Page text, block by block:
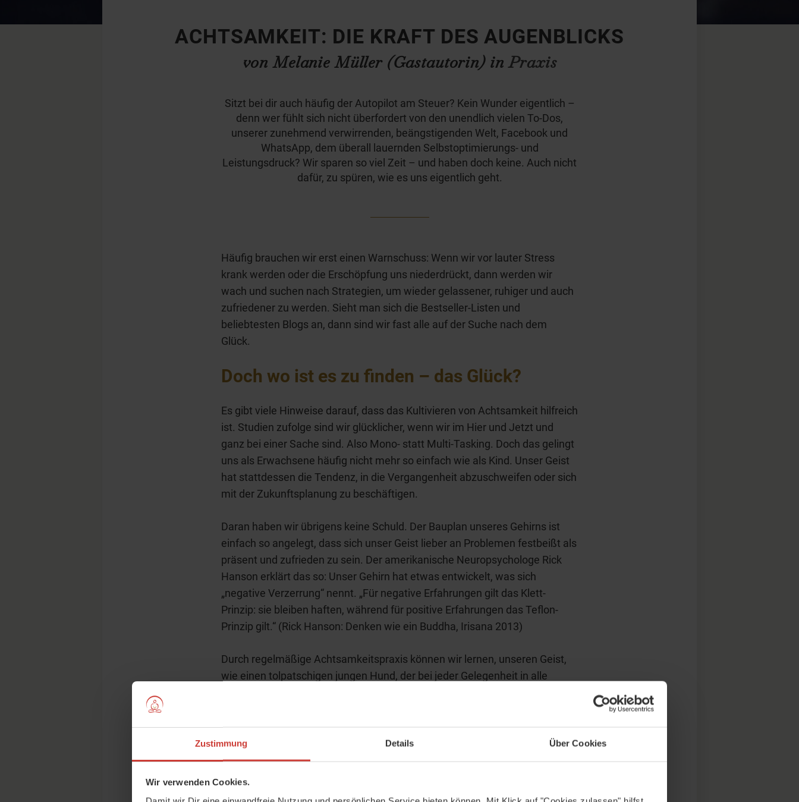
Zustimmung Details Über Cookies
Wir verwenden Cookies.
ACHTSAMKEIT: DIE KRAFT DES AUGENBLICKS
von Melanie Müller (Gastautorin) inPraxis
Sitzt bei dir auch häufig der Autopilot am Steuer? Kein Wunder eigentlich –
denn wer fühlt sich nicht überfordert von den unendlich vielen To-Dos,
unserer zunehmend verwirrenden, beängstigenden Welt, Facebook und
WhatsApp, dem überall lauernden Selbstoptimierungs- und
Leistungsdruck? Wir sparen so viel Zeit – und haben doch keine. Auch nicht
dafür, zu spüren, wie es uns eigentlich geht.
Häufig brauchen wir erst einen Warnschuss: Wenn wir vor lauter Stress
krank werden oder die Erschöpfung uns niederdrückt, dann werden wir
wach und suchen nach Strategien, um wieder gelassener, ruhiger und auch
zufriedener zu werden. Sieht man sich die Bestseller-Listen und
beliebtesten Blogs an, dann sind wir fast alle auf der Suche nach dem
Glück.
Doch wo ist es zu finden – das Glück?
Es gibt viele Hinweise darauf, dass das Kultivieren von Achtsamkeit hilfreich
ist. Studien zufolge sind wir glücklicher, wenn wir im Hier und Jetzt und
ganz bei einer Sache sind. Also Mono- statt Multi-Tasking. Doch das gelingt
uns als Erwachsene häufig nicht mehr so einfach wie als Kind. Unser Geist
hat stattdessen die Tendenz, in die Vergangenheit abzuschweifen oder sich
mit der Zukunftsplanung zu beschäftigen.
Daran haben wir übrigens keine Schuld. Der Bauplan unseres Gehirns ist
einfach so angelegt, dass sich unser Geist lieber an Problemen festbeißt als
präsent und zufrieden zu sein. Der amerikanische Neuropsychologe Rick
Hanson erklärt das so: Unser Gehirn hat etwas entwickelt, was sich
„negative Verzerrung“ nennt. „Für negative Erfahrungen gilt das Klett-
Prinzip: sie bleiben haften, während für positive Erfahrungen das Teflon-
Prinzip gilt.“ (Rick Hanson: Denken wie ein Buddha, Irisana 2013)
Durch regelmäßige Achtsamkeitspraxis können wir lernen, unseren Geist,
wie einen tolpatschigen jungen Hund, der bei jeder Gelegenheit in alle
geben, zum Beispiel den Atem oder Empfindungen im Körper. Denn Atem
und Körper sind immer im Jetzt, sie kennen keine Zukunft oder
Vergangenheit. Und wenn wir wieder merken, wie es uns eigentlich gerade
jetzt geht, dann spüren wir auch, was wir im jeweiligen Moment wirklich